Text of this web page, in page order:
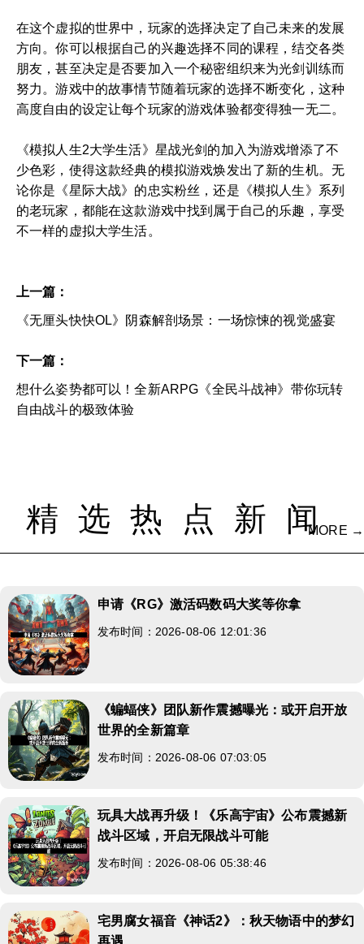
在这个虚拟的世界中，玩家的选择决定了自己未来的发展
方向。你可以根据自己的兴趣选择不同的课程，结交各类
朋友，甚至决定是否要加入一个秘密组织来为光剑训练而
努力。游戏中的故事情节随着玩家的选择不断变化，这种
高度自由的设定让每个玩家的游戏体验都变得独一无二。
《模拟人生2大学生活》星战光剑的加入为游戏增添了不
少色彩，使得这款经典的模拟游戏焕发出了新的生机。无
论你是《星际大战》的忠实粉丝，还是《模拟人生》系列
的老玩家，都能在这款游戏中找到属于自己的乐趣，享受
不一样的虚拟大学生活。
上一篇：
《无厘头快快OL》阴森解剖场景：一场惊悚的视觉盛宴
下一篇：
想什么姿势都可以！全新ARPG《全民斗战神》带你玩转
自由战斗的极致体验
精选热点新闻
MORE →
申请《RG》激活码数码大奖等你拿
发布时间：2026-08-06 12:01:36
《蝙蝠侠》团队新作震撼曝光：或开启开放
世界的全新篇章
发布时间：2026-08-06 07:03:05
玩具大战再升级！《乐高宇宙》公布震撼新
战斗区域，开启无限战斗可能
发布时间：2026-08-06 05:38:46
宅男腐女福音《神话2》：秋天物语中的梦幻
再遇